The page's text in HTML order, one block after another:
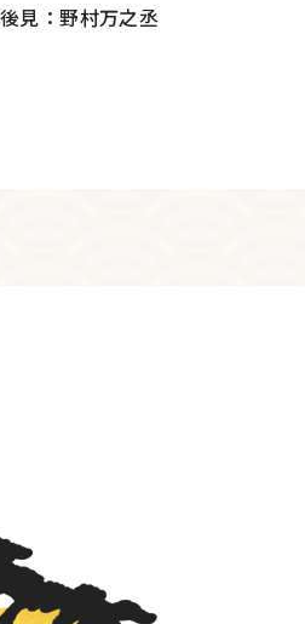
後見：野村万之丞